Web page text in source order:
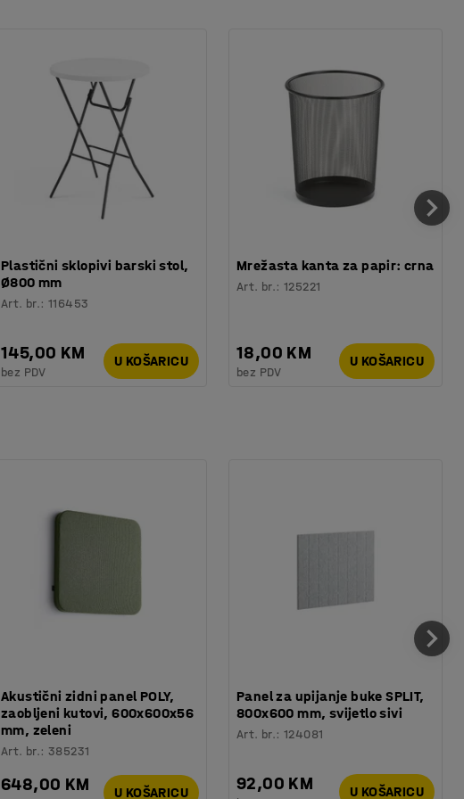
Plastični sklopivi barski stol,
Ø800 mm
Art. br.:116453
145,00 KM
bez PDV
U KOŠARICU
Mrežasta kanta za papir: crna
Art. br.:125221
18,00 KM
bez PDV
U KOŠARICU
Akustični zidni panel POLY,
zaobljeni kutovi, 600x600x56
mm, zeleni
Art. br.:385231
648,00 KM U KOŠARICU
Panel za upijanje buke SPLIT,
800x600 mm, svijetlo sivi
Art. br.:124081
92,00 KM U KOŠARICU